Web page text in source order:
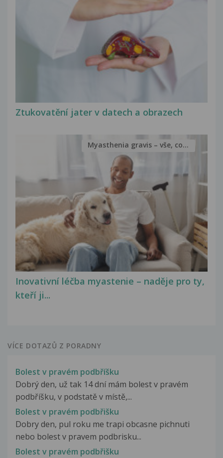
Ztukovatění jater v datech a obrazech
Inovativní léčba myastenie – naděje pro ty,
kteří ji...
Myasthenia gravis – vše, co...
VÍCE DOTAZŮ Z PORADNY
Bolest v pravém podbříšku
Dobrý den, už tak 14 dní mám bolest v pravém
podbříšku, v podstatě v místě,...
Bolest v pravém podbřišku
Dobry den, pul roku me trapi obcasne pichnuti
nebo bolest v pravem podbrisku...
Bolest v pravém podbřišku